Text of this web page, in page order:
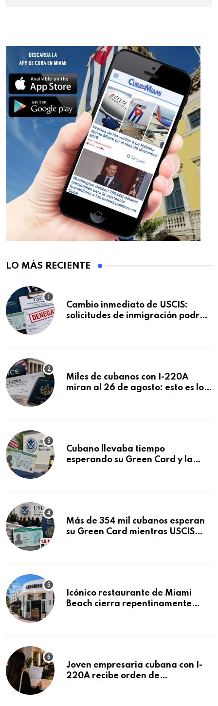
LO MÁS RECIENTE
Cambio inmediato de USCIS:
solicitudes de inmigración podrán
Miles de cubanos con I-220A
miran al 26 de agosto: esto es lo
Cubano llevaba tiempo
esperando su Green Card y la
Más de 354 mil cubanos esperan
su Green Card mientras USCIS
Icónico restaurante de Miami
Beach cierra repentinamente
Joven empresaria cubana con I-
220A recibe orden de